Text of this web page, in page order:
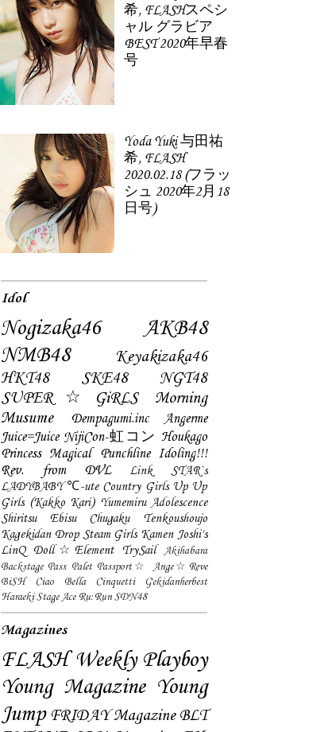
希, FLASHスペシ
ャル グラビア
BEST 2020年早春
号
Yoda Yuki 与田祐
希, FLASH
2020.02.18 (フラッ
シュ 2020年2月18
日号)
Idol
Nogizaka46
AKB48
NMB48
Keyakizaka46
HKT48
SKE48
NGT48
SUPER☆GiRLS
Morning
Musume
Dempagumi.inc
Angerme
Juice=Juice NijiCon-虹コン Houkago
Princess Magical Punchline Idoling!!!
Rev. from DVL
Link STAR`s
LADYBABY ℃-ute Country Girls Up Up
Girls (Kakko Kari) Yumemiru Adolescence
Shiritsu Ebisu Chugaku
Tenkoushoujo
Kagekidan Drop Steam Girls Kamen Joshi's
LinQ Doll☆Element TrySail
Akihabara
Backstage Pass Palet Passport☆
Ange☆Reve
BiSH
Ciao Bella Cinquetti
Gekidanherbest
Haraeki Stage Ace Ru:Run SDN48
Magazines
FLASH Weekly Playboy
Young Magazine Young
Jump FRIDAY Magazine BLT